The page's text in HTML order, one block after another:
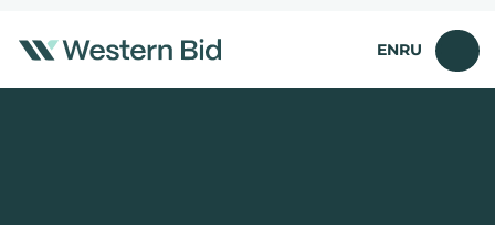
до
ENRU